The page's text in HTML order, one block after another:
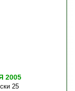
2005
25